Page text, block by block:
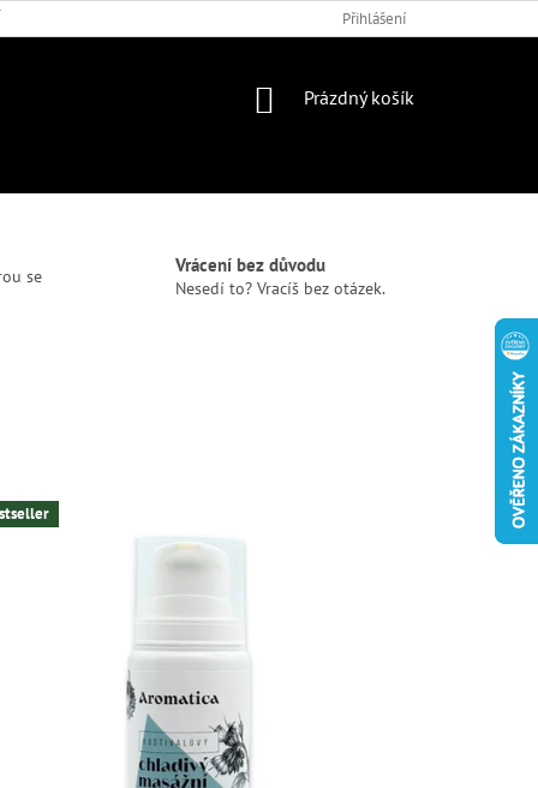
Přihlášení
NÁKUPNÍ
Prázdný košík
se
Vrácení bez důvodu
Nesedí to? Vracíš bez otázek.